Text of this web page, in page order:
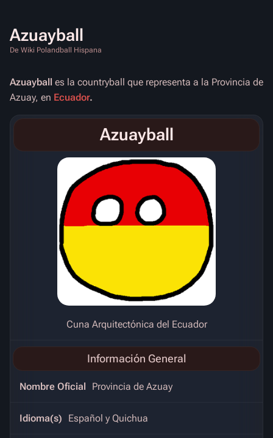
Azuayball
De Wiki Polandball Hispana
Azuayball es la countryball que representa a la Provincia de
Azuay, en Ecuador.
Azuayball
Cuna Arquitectónica del Ecuador
Información General
Nombre Oficial Provincia de Azuay
Idioma(s) Español y Quichua